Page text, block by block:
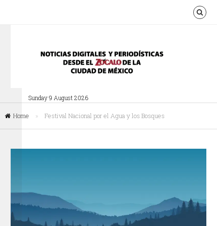
Sunday 9 August 2026
Home » Festival Nacional por el Agua y los Bosques